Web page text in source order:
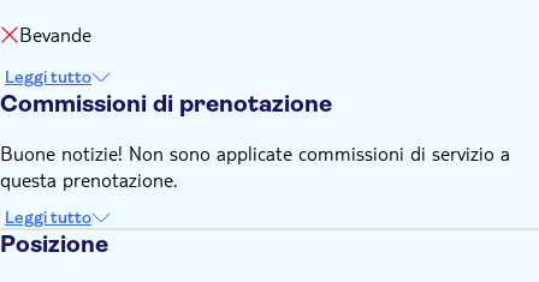
Bevande
Leggi tutto
Commissioni di prenotazione
Buone notizie! Non sono applicate commissioni di servizio a
questa prenotazione.
Leggi tutto
Posizione